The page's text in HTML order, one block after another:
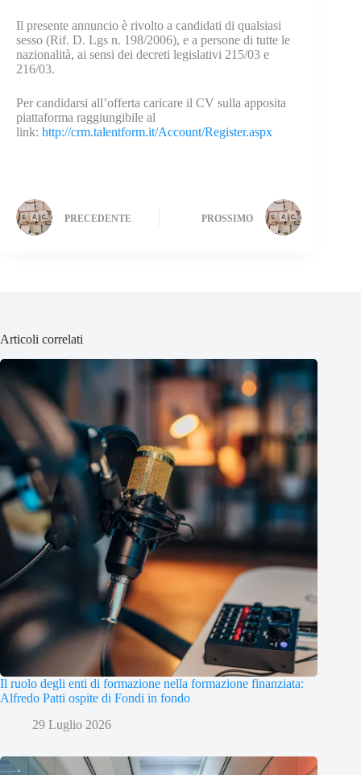
Il presente annuncio è rivolto a candidati di qualsiasi
sesso (Rif. D. Lgs n. 198/2006), e a persone di tutte le
nazionalità, ai sensi dei decreti legislativi 215/03 e
216/03.
Per candidarsi all’offerta caricare il CV sulla apposita
piattaforma raggiungibile al
link: http://crm.talentform.it/Account/Register.aspx
PRECEDENTE PROSSIMO
Articoli correlati
Il ruolo degli enti di formazione nella formazione finanziata:
Alfredo Patti ospite di Fondi in fondo
29 Luglio 2026